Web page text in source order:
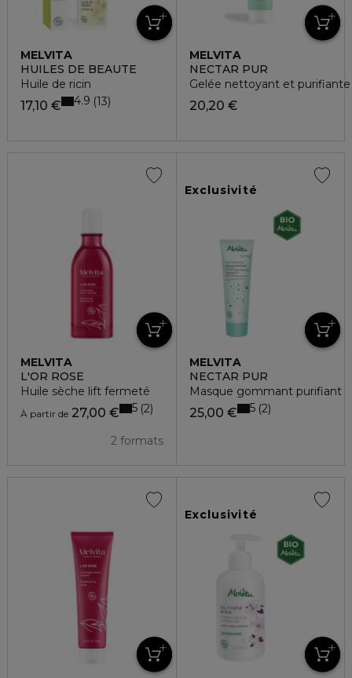
MELVITA
HUILES DE BEAUTE
Huile de ricin
17,10 € 4.9 13
MELVITA
NECTAR PUR
Gelée nettoyant et purifiante
20,20 €
MELVITA
L'OR ROSE
Huile sèche lift fermeté
À partir de 27,00 €
2 formats
5 2
Exclusivité
MELVITA
NECTAR PUR
Masque gommant purifiant
25,00 € 5 2
Exclusivité